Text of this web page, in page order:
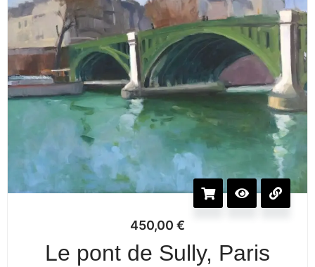
450,00 €
Le pont de Sully, Paris